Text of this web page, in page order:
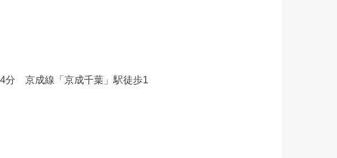
分 京成線「京成千葉」駅徒歩1